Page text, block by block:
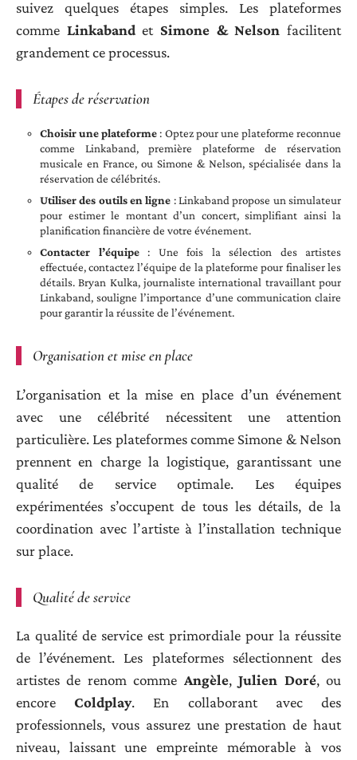
suivez quelques étapes simples. Les plateformes
comme Linkabandet Simone & Nelson facilitent
grandement ce processus.
Étapes de réservation
Choisir une plateforme: Optez pour une plateforme reconnue
comme Linkaband, première plateforme de réservation
musicale en France, ou Simone & Nelson, spécialisée dans la
réservation de célébrités.
Utiliser des outils en ligne : Linkaband propose un simulateur
pour estimer le montant d’un concert, simplifiant ainsi la
planification financière de votre événement.
Contacter l’équipe: Une fois la sélection des artistes
effectuée, contactez l’équipe de la plateforme pour finaliser les
détails. Bryan Kulka, journaliste international travaillant pour
Linkaband, souligne l’importance d’une communication claire
pour garantir la réussite de l’événement.
Organisation et mise en place
L’organisation et la mise en place d’un événement
avec une célébrité nécessitent une attention
particulière. Les plateformes comme Simone & Nelson
prennent en charge la logistique, garantissant une
qualité de service optimale. Les équipes
expérimentées s’occupent de tous les détails, de la
coordination avec l’artiste à l’installation technique
sur place.
Qualité de service
La qualité de service est primordiale pour la réussite
de l’événement. Les plateformes sélectionnent des
artistes de renom comme Angèle,Julien Doré, ou
encoreColdplay. En collaborant avec des
professionnels, vous assurez une prestation de haut
niveau, laissant une empreinte mémorable à vos